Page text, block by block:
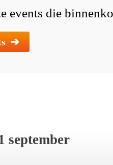
events die
➔
september